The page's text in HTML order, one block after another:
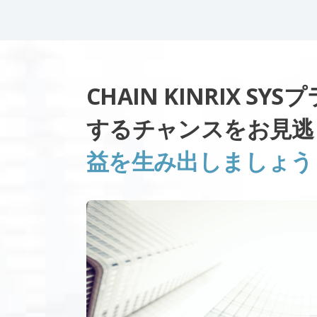
CHAIN KINRIX SYS
するチャンスをお見
益を生み出しましょ